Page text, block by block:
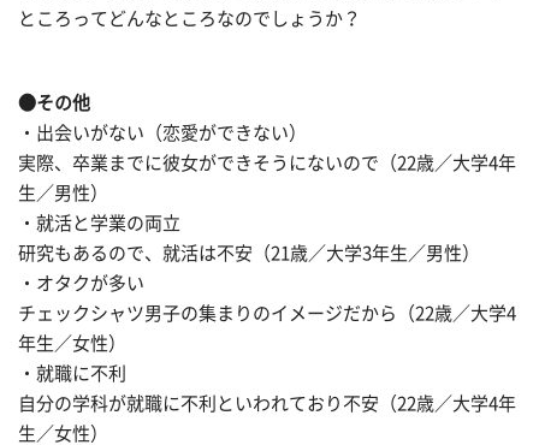
ところってどんなところなのでしょうか？
●その他
・出会いがない（恋愛ができない）
実際、卒業までに彼女ができそうにないので（22歳／大学4年
生／男性）
・就活と学業の両立
研究もあるので、就活は不安（21歳／大学3年生／男性）
・オタクが多い
チェックシャツ男子の集まりのイメージだから（22歳／大学4
年生／女性）
・就職に不利
自分の学科が就職に不利といわれており不安（22歳／大学4年
生／女性）